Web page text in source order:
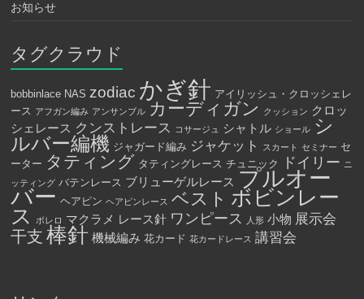
お知らせ
タグクラウド
bobbinlace NAS zodiac かぎ針 アイリッシュ・クロッシェレ
ース アフガン編み アンサンブル カーディガン クッション クロッ
シェレース クンストレース コサージュ シャトル ショール シ
ルバー編機 ジャガード編み ジャケット スカート セミナー セ
ーター タティング タティングレース チュニック ドイリー ニ
ッティング バテンレース ブリューゲルレース プルオー
バー ヘアピン ヘアピンレース ベスト ボビンレー
ス ボレロ マクラメ レース針 ワンピース 人形 小物 展示会
干支 棒針 機械編み 花カード 花カードレース 講習会